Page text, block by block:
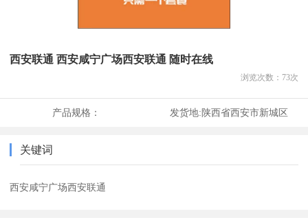
西安联通 西安咸宁广场西安联通 随时在线
浏览次数： 73次
产品规格： 发货地:陕西省西安市新城区
关键词
西安咸宁广场西安联通